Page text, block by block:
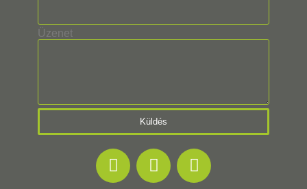
Üzenet
Küldés